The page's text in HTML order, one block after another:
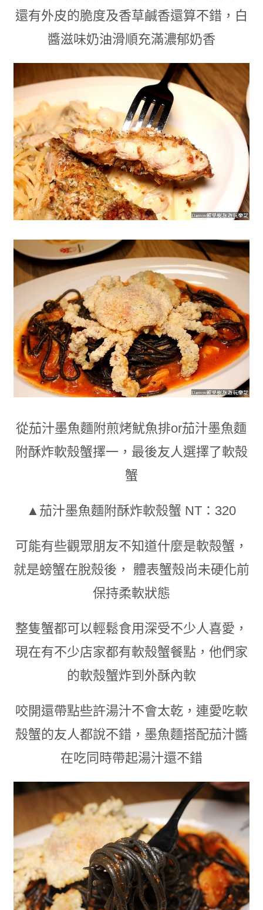
還有外皮的脆度及香草鹹香還算不錯 ， 白
醬滋味奶油滑順充滿濃郁奶香
從茄汁墨魚麵附煎烤魷魚排or茄汁墨魚麵
附酥炸軟殼蟹擇一 ， 最後友人選擇了軟殻
蟹
▲茄汁墨魚麵附酥炸軟殼蟹 NT：320
可能有些觀眾朋友不知道什麼是軟殻蟹 ，
就是螃蟹在脫殼後， 體表蟹殼尚未硬化前
保持柔軟狀態
整隻蟹都可以輕鬆食用深受不少人喜愛 ，
現在有不少店家都有軟殼蟹餐點， 他們家
的軟殼蟹炸到外酥內軟
咬開還帶點些許湯汁不會太乾， 連愛吃軟
殼蟹的友人都說不錯 ， 墨魚麵搭配茄汁醬
在吃同時帶起湯汁還不錯